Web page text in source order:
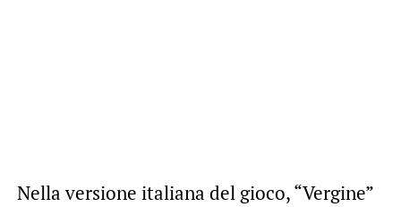
Nella versione italiana del gioco, “Vergine”